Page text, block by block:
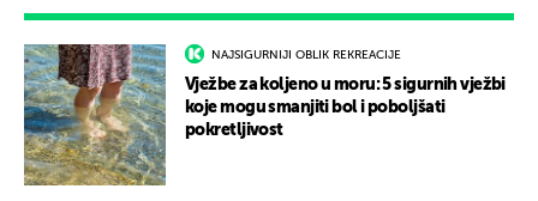
NAJSIGURNIJI OBLIK REKREACIJE
Vježbe za koljeno u moru: 5 sigurnih vježbi
koje mogu smanjiti bol i poboljšati
pokretljivost